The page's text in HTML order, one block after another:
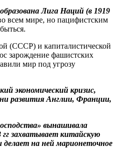
Лига Наций (в 1919
всем мире, но пацифистским
(СССР) и капиталистической
зарождение фашистских
мир под угрозу
экономический кризис,
развития Англии, Франции,
вынашивала
захватывает китайскую
на ней марионеточное